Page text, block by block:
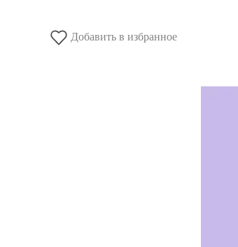
Добавить в избранное